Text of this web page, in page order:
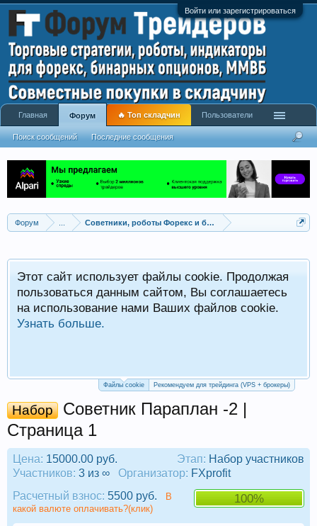
Войти или зарегистрироваться
Форум Советники, роботы Форекс и бинарных опционов
Этот сайт использует файлы cookie. Продолжая
пользоваться данным сайтом, Вы соглашаетесь
на использование нами Ваших файлов cookie.
Узнать больше.
Файлы cookie Рекомендуем для трейдинга (VPS + брокеры)
Набор
Советник Параплан -2 |
Страница 1
Этап: Набор участников
Цена: 15000.00 руб.
Участников: 3 из ∞ Организатор: FXprofit
100%
Расчетный взнос: 5500 руб.
В
какой валюте оплачивать?(клик)
Главная Форум
Поиск сообщений Последние сообщения
🔥 Топ складчин Пользователи